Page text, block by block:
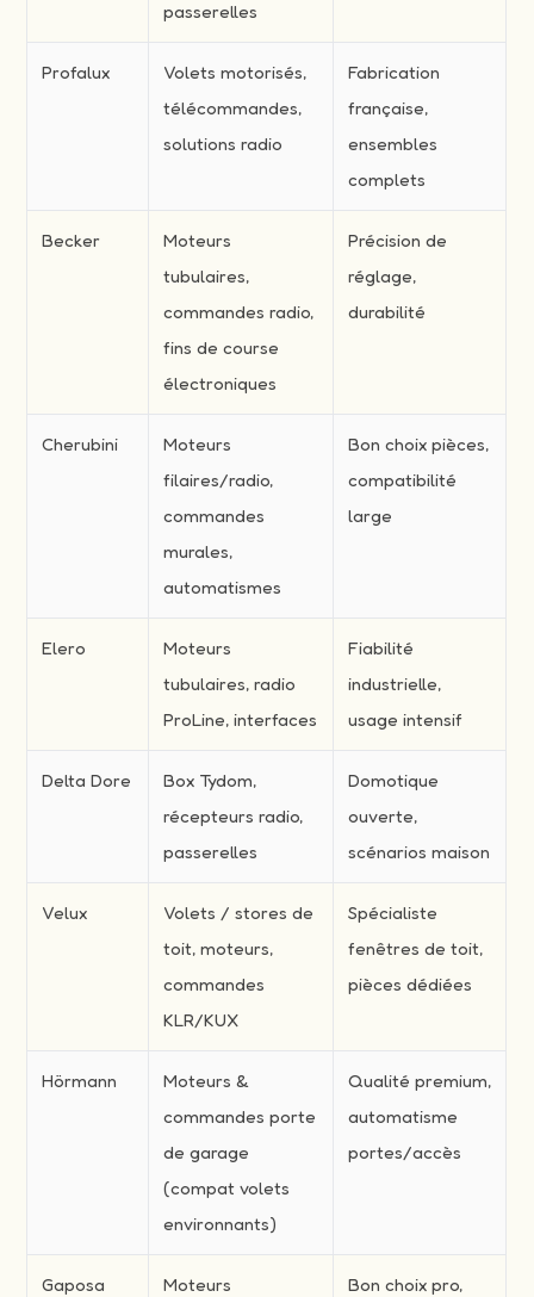
passerelles
Profalux
Volets motorisés,
télécommandes,
solutions radio
Fabrication
française,
ensembles
complets
Becker
Moteurs
tubulaires,
commandes radio,
fins de course
électroniques
Précision de
réglage,
durabilité
Cherubini
Moteurs
filaires/radio,
commandes
murales,
automatismes
Bon choix pièces,
compatibilité
large
Elero
Moteurs
tubulaires, radio
ProLine, interfaces
Fiabilité
industrielle,
usage intensif
Delta Dore
Box Tydom,
récepteurs radio,
passerelles
Domotique
ouverte,
scénarios maison
Velux
Volets / stores de
toit, moteurs,
commandes
KLR/KUX
Spécialiste
fenêtres de toit,
pièces dédiées
Hörmann
Moteurs &
commandes porte
de garage
(compat volets
environnants)
Qualité premium,
automatisme
portes/accès
Gaposa
Moteurs
Bon choix pro,